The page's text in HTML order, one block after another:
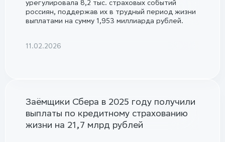
урегулировала 8,2 тыс. страховых событий
россиян, поддержав их в трудный период жизни
выплатами на сумму 1,953 миллиарда рублей.
11.02.2026
Заёмщики Сбера в 2025 году получили
выплаты по кредитному страхованию
жизни на 21,7 млрд рублей